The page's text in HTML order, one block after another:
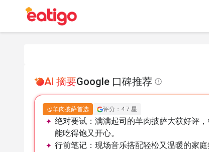
AI 摘要Google 口碑推荐
羊肉披萨首选 评分：4.7 星
绝对要试： 满满起司的羊肉披萨大获好评
能吃得饱又开心。
行前笔记： 现场音乐搭配轻松又温暖的家